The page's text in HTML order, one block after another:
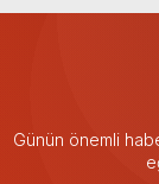
Günün önemli